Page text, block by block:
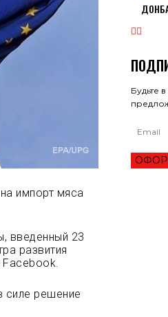
импорт мяса
введенный 23
развития
Facebook.
силе решение
Будьте